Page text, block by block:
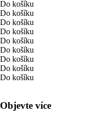
Do košíku
Do košíku
Do košíku
Do košíku
Do košíku
Do košíku
Do košíku
Do košíku
Do košíku
Objevte více